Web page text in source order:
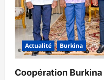
Actualité Burkina
Coopération